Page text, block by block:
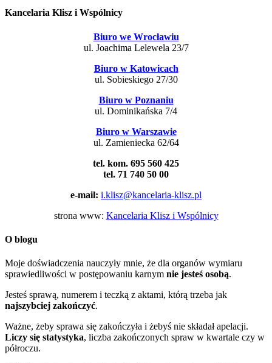
Kancelaria Klisz i Wspólnicy
Biuro we Wrocławiu
ul. Joachima Lelewela 23/7
Biuro w Katowicach
ul. Sobieskiego 27/30
Biuro w Poznaniu
ul. Dominikańska 7/4
Biuro w Warszawie
ul. Zamieniecka 62/64
tel. kom. 695 560 425
tel. 71 740 50 00
e-mail: i.klisz@kancelaria-klisz.pl
strona www: Kancelaria Klisz i Wspólnicy
O blogu
Moje doświadczenia nauczyły mnie, że dla organów wymiaru
sprawiedliwości w postępowaniu karnym nie jesteś osobą.
Jesteś sprawą, numerem i teczką z aktami, którą trzeba jak
najszybciej zakończyć.
Ważne, żeby sprawa się zakończyła i żebyś nie składał apelacji.
Liczy się statystyka, liczba zakończonych spraw w kwartale czy w
półroczu.